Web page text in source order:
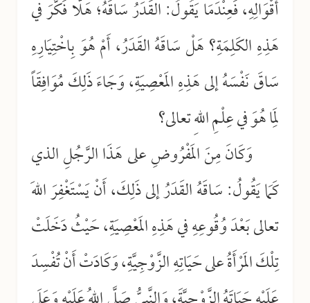
أَقْوَالِهِ، فَعِنْدَمَا يَقُولُ: القَدَرُ سَاقَهُ؛ هَلَّا فَكَّرَ في
هَذِهِ الكَلِمَةِ؟ هَلْ سَاقَهُ القَدَرُ، أَمْ هُوَ بِاخْتِيَارِهِ
سَاقَ نَفْسَهُ إلى هَذِهِ المَعْصِيَةِ، وَجَاءَ ذَلِكَ مُوَافِقَاً
لِمَا هُوَ في عِلْمِ اللهِ تعالى؟
وَكَانَ مِنَ المَفْرُوضِ على هَذَا الرَّجُلِ الذي
كَمَا يَقُولُ: سَاقَهُ القَدَرُ إلى ذَلِكَ، أَنْ يَسْتَغْفِرَ اللهَ
تعالى بَعْدَ وُقُوعِهِ في هَذِهِ المَعْصِيَةِ، حَيْثُ دَخَلَتْ
تِلْكَ المَرْأَةُ على حَيَاتِهِ الزَّوْجِيَّةِ، وَكَادَتْ أَنْ تُفْسِدَ